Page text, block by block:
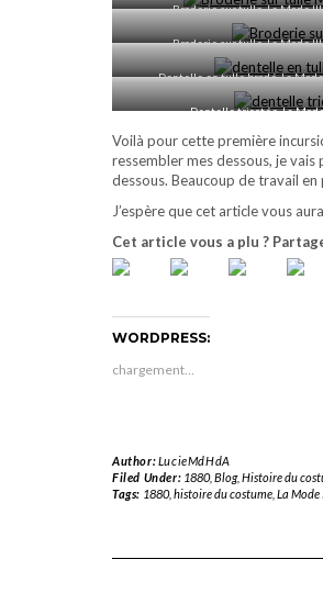
Broderie sur tulle, La Mode
Broderie sur tulle, La Mode
Dentelle en tulle brodé, La
Dentelle tricotée, La
Voilà pour cette première
ressembler mes dessous, je
dessous. Beaucoup de travail
J’espère que cet article vous
Cet article vous a plu ?
WORDPRESS:
chargement…
Author:LucieMdHdA
Filed Under: 1880, Blog, Histoire du
Tags: 1880, histoire du costume, La Mode